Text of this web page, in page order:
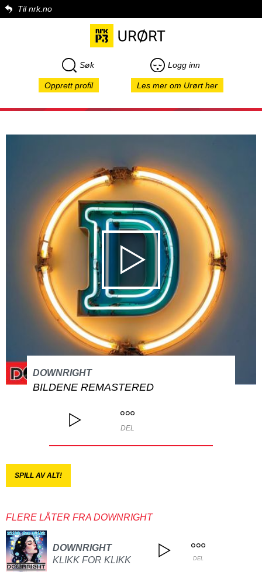
Til nrk.no
Søk Logg inn
Opprett profil Les mer om Urørt her
DOWNRIGHT
BILDENE REMASTERED
DEL
SPILL AV ALT!
FLERE LÅTER FRA DOWNRIGHT
DOWNRIGHT
KLIKK FOR KLIKK
DEL